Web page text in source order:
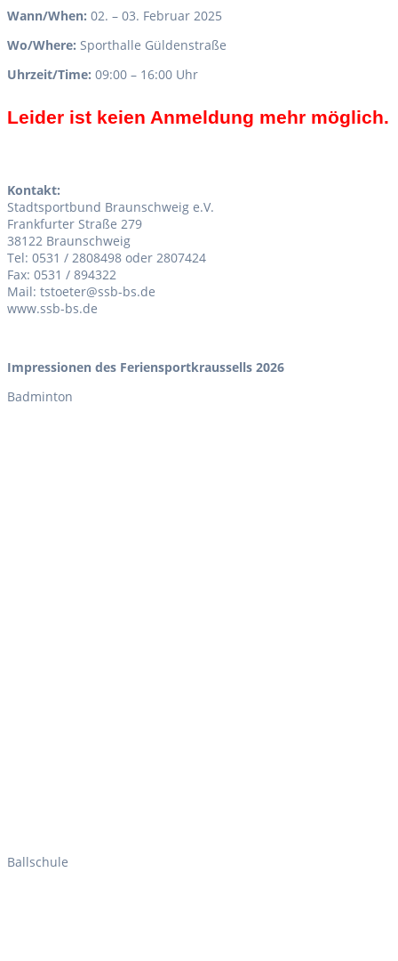
Wann/When: 02. – 03. Februar 2025
Wo/Where: Sporthalle Güldenstraße
Uhrzeit/Time: 09:00 – 16:00 Uhr
Leider ist keien Anmeldung mehr möglich.
Kontakt:
Stadtsportbund Braunschweig e.V.
Frankfurter Straße 279
38122 Braunschweig
Tel: 0531 / 2808498 oder 2807424
Fax: 0531 / 894322
Mail: tstoeter@ssb-bs.de
www.ssb-bs.de
Impressionen des Feriensportkraussells 2026
Badminton
Ballschule